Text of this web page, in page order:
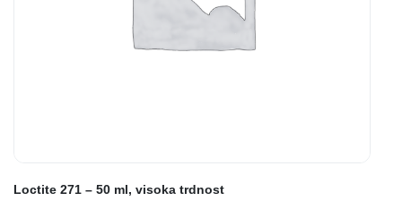
Loctite 271 – 50 ml, visoka trdnost